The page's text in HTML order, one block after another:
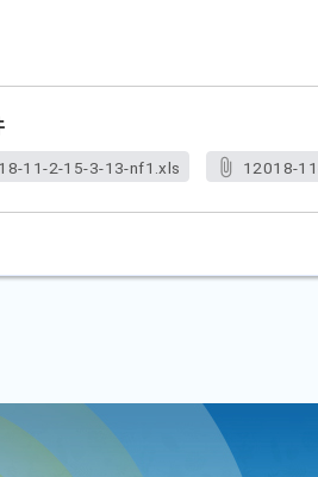
11-2-15-3-13-nf1.xls 12018-